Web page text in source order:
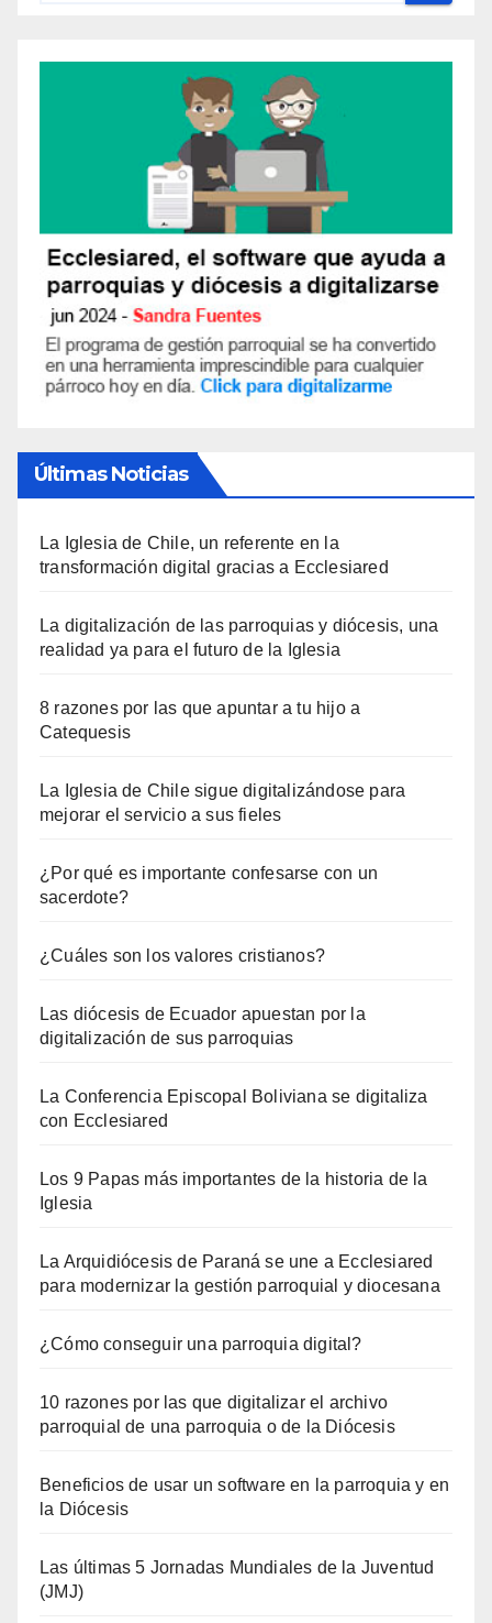
Últimas Noticias
La Iglesia de Chile, un referente en la
transformación digital gracias a Ecclesiared
La digitalización de las parroquias y diócesis, una
realidad ya para el futuro de la Iglesia
8 razones por las que apuntar a tu hijo a
Catequesis
La Iglesia de Chile sigue digitalizándose para
mejorar el servicio a sus fieles
¿Por qué es importante confesarse con un
sacerdote?
¿Cuáles son los valores cristianos?
Las diócesis de Ecuador apuestan por la
digitalización de sus parroquias
La Conferencia Episcopal Boliviana se digitaliza
con Ecclesiared
Los 9 Papas más importantes de la historia de la
Iglesia
La Arquidiócesis de Paraná se une a Ecclesiared
para modernizar la gestión parroquial y diocesana
¿Cómo conseguir una parroquia digital?
10 razones por las que digitalizar el archivo
parroquial de una parroquia o de la Diócesis
Beneficios de usar un software en la parroquia y en
la Diócesis
Las últimas 5 Jornadas Mundiales de la Juventud
(JMJ)